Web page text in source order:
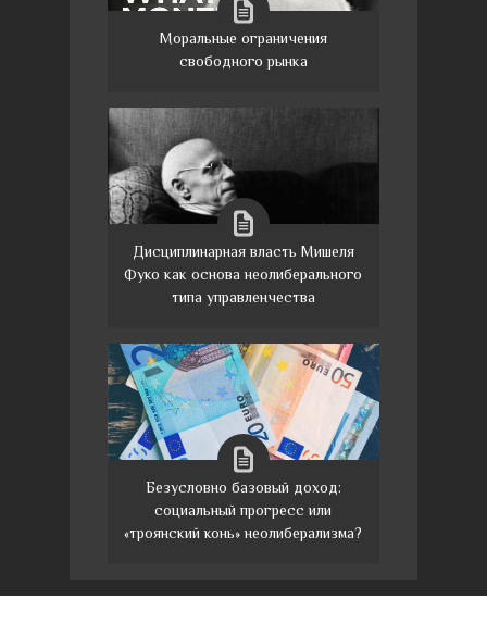
Моральные ограничения
свободного рынка
Дисциплинарная власть Мишеля
Фуко как основа неолиберального
типа управленчества
Безусловно базовый доход:
социальный прогресс или
«троянский конь» неолиберализма?